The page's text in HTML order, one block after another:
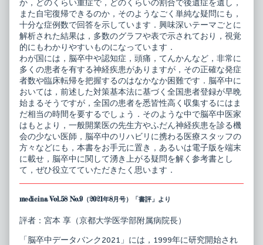
か，どのくらい重症で，どのくらいの割合で後遺症を遺し，
また自宅復帰できるのか，そのようなごく単純な疑問にも，
十分な症例数で回答を示しています．興味深いテーマごとに
解析された結果は，多数のグラフや表で示されており，視覚
的にもわかりやすいものになっています．
わが国には，脳卒中や認知症，頭痛，てんかんなど，非常に
多くの患者を有する神経疾患がありますが，その正確な発症
者数や臨床転帰を把握するのはなかなか困難です．脳卒中に
おいては，前述した対策基本法に基づく全国患者登録が早晩
始まるそうですが，全国の患者を悉皆性高く収集するにはま
だ相当の時間を要するでしょう．そのような中で脳卒中医家
はもとより，一般開業医の先生方やふだん神経疾患を診る機
会の少ない医師，脳卒中のリハビリに携わる医療スタッフの
方々などにも，本書をお手元に置き，あるいは電子版を端末
に載せ，脳卒中に関して湧き上がる疑問を解く参考書とし
て，ぜひ役立てていただきたく思います．
medicina Vol.58 No.9（2021年8月号）「書評」より
評者：宮本 享（京都大学医学部附属病院長）
「脳卒中データバンク2021」には，1999年に研究開始され